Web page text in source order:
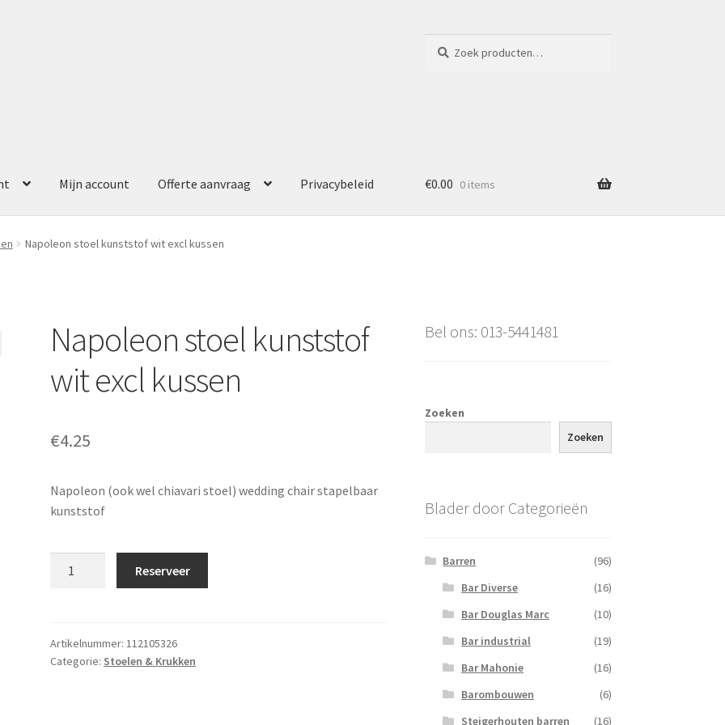
naar:
Mijn account Offerte aanvraag Privacybeleid
Offerte aanvraag Privacybeleid
€0.00 0 items
Napoleon stoel kunststof wit excl kussen
Napoleon stoel kunststof
wit excl kussen
€4.25
Napoleon (ook wel chiavari stoel) wedding chair stapelbaar
kunststof
excl
kussen
Reserveer
Artikelnummer:112105326
Categorie: Stoelen & Krukken
Bel ons: 013-5441481
Zoeken
Zoeken
Blader door Categorieën
Barren
(96)
Bar Diverse
(16)
Bar Douglas Marc
(10)
Bar industrial
(19)
Bar Mahonie
(16)
Barombouwen
(6)
Steigerhouten barren
(16)